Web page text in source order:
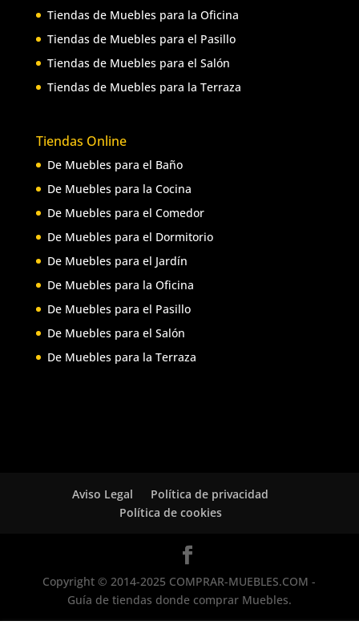
Tiendas de Muebles para la Oficina
Tiendas de Muebles para el Pasillo
Tiendas de Muebles para el Salón
Tiendas de Muebles para la Terraza
Tiendas Online
De Muebles para el Baño
De Muebles para la Cocina
De Muebles para el Comedor
De Muebles para el Dormitorio
De Muebles para el Jardín
De Muebles para la Oficina
De Muebles para el Pasillo
De Muebles para el Salón
De Muebles para la Terraza
Aviso Legal
Política de privacidad
Política de cookies
Copyright © 2014-2025 COMPRAR-MUEBLES.COM -
Guía de tiendas donde comprar Muebles.